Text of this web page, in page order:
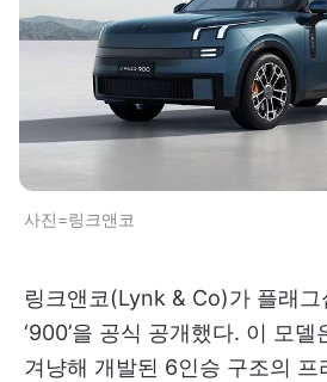
사진=링크앤코
링크앤코(Lynk & Co)가 플래그
‘900’을 공식 공개했다. 이 모델
겨냥해 개발된 6인승 구조의 프